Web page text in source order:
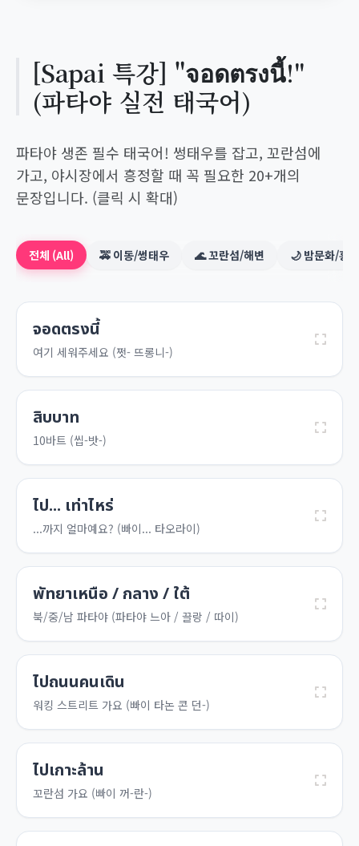
[Sapai 특강] "จอดตรงนี้!"
(파타야 실전 태국어)
파타야 생존 필수 태국어! 썽태우를 잡고, 꼬란섬에
가고, 야시장에서 흥정할 때 꼭 필요한 20+개의
문장입니다. (클릭 시 확대)
전체 (All) 🚕 이동/썽태우 🌊 꼬란섬/해변 🌙 밤문화/흥정
จอดตรงนี้
여기 세워주세요 (쩟- 뜨롱니-)
สิบบาท
10바트 (씹-밧-)
ไป... เท่าไหร่
...까지 얼마예요? (빠이... 타오라이)
พัทยาเหนือ / กลาง / ใต้
북/중/남 파타야 (파타야 느아 / 끌랑 / 따이)
ไปถนนคนเดิน
워킹 스트리트 가요 (빠이 타논 콘 던-)
ไปเกาะล้าน
꼬란섬 가요 (빠이 꺼-란-)